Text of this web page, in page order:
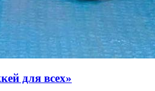
для всех»